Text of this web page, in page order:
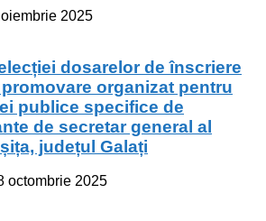
2025
dosarelor de înscriere
organizat pentru
publice specifice de
de secretar general al
județul Galați
octombrie 2025